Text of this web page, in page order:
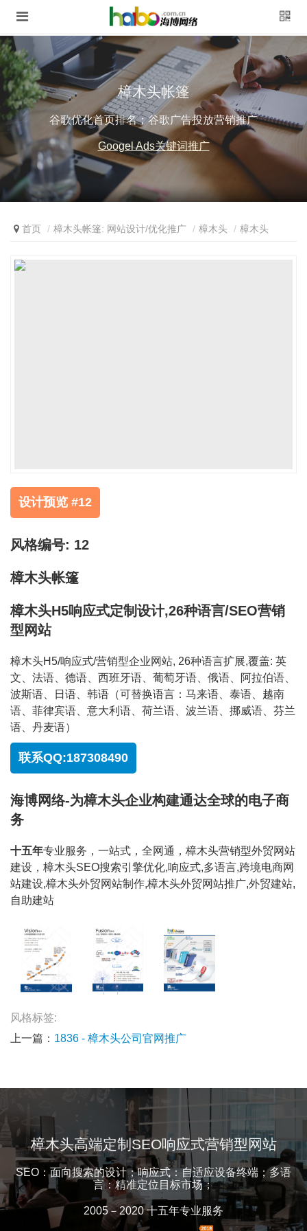
樟木头帐篷
谷歌优化首页排名；谷歌广告投放营销推广
Googel Ads关键词推广
首页 樟木头帐篷: 网站设计/优化推广 樟木头 樟木头
设计预览 #12
风格编号: 12
樟木头帐篷
樟木头H5响应式定制设计,26种语言/SEO营销
型网站
樟木头H5/响应式/营销型企业网站, 26种语言扩展,覆盖: 英
文、法语、德语、西班牙语、葡萄牙语、俄语、阿拉伯语、
波斯语、日语、韩语（可替换语言：马来语、泰语、越南
语、菲律宾语、意大利语、荷兰语、波兰语、挪威语、芬兰
语、丹麦语）
联系QQ:187308490
海博网络-为樟木头企业构建通达全球的电子商
务
十五年专业服务，一站式，全网通，樟木头营销型外贸网站
建设，樟木头SEO搜索引擎优化,响应式,多语言,跨境电商网
站建设,樟木头外贸网站制作,樟木头外贸网站推广,外贸建站,
自助建站
风格标签:
上一篇： 1836 - 樟木头公司官网推广
樟木头高端定制SEO响应式营销型网站
SEO：面向搜索的设计；响应式：自适应设备终端；多语
言：精准定位目标市场；
2005－2020 十五年专业服务